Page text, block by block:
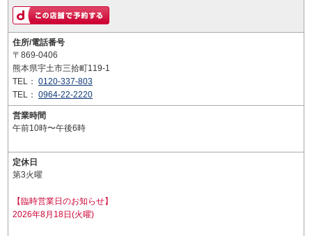
住所/電話番号
〒869-0406
熊本県宇土市三拾町119-1
TEL： 0120-337-803
TEL： 0964-22-2220
営業時間
午前10時〜午後6時
定休日
第3火曜
【臨時営業日のお知らせ】
2026年8月18日(火曜)